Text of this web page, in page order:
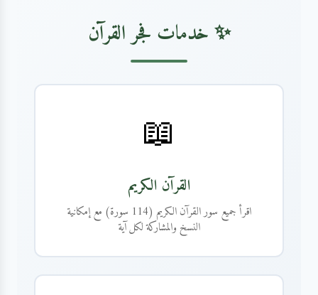
✨ خدمات فجر القرآن
📖
القرآن الكريم
اقرأ جميع سور القرآن الكريم (114 سورة) مع إمكانية
النسخ والمشاركة لكل آية